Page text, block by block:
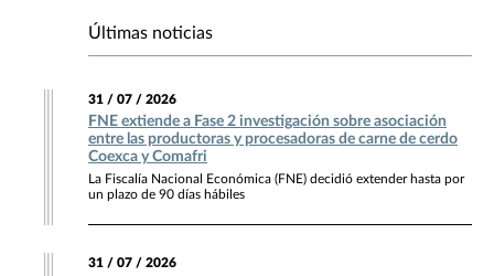
Últimas noticias
31 / 07 / 2026
FNE extiende a Fase 2 investigación sobre asociación
entre las productoras y procesadoras de carne de cerdo
Coexca y Comafri
La Fiscalía Nacional Económica (FNE) decidió extender hasta por
un plazo de 90 días hábiles
31 / 07 / 2026